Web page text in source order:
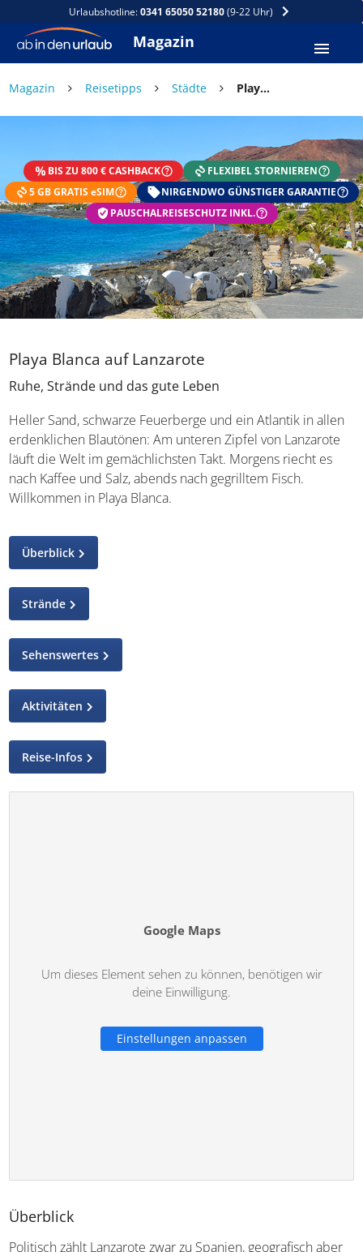
Urlaubshotline:0341 65050 52180(9-22 Uhr)
Magazin
Magazin Reisetipps Städte Playa Blanca auf Lanzarote
BIS ZU 800 € CASHBACK
FLEXIBEL STORNIEREN
5 GB GRATIS eSIM
NIRGENDWO GÜNSTIGER GARANTIE
PAUSCHALREISESCHUTZ INKL.
Playa Blanca auf Lanzarote
Ruhe, Strände und das gute Leben
Heller Sand, schwarze Feuerberge und ein Atlantik in allen
erdenklichen Blautönen: Am unteren Zipfel von Lanzarote
läuft die Welt im gemächlichsten Takt. Morgens riecht es
nach Kaffee und Salz, abends nach gegrilltem Fisch.
Willkommen in Playa Blanca.
Überblick
Strände
Sehenswertes
Aktivitäten
Reise-Infos
Google Maps
Um dieses Element sehen zu können, benötigen wir
deine Einwilligung.
Einstellungen anpassen
Überblick
Politisch zählt Lanzarote zwar zu Spanien, geografisch aber